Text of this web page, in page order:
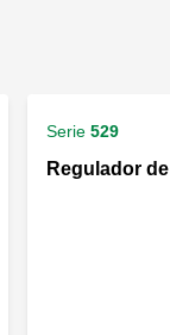
Serie 529
Regulador